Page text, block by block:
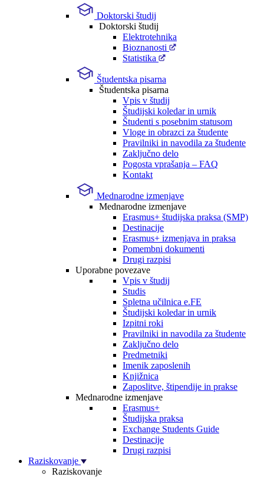
Doktorski študij
Doktorski študij
Elektrotehnika
Bioznanosti
Statistika
Študentska pisarna
Študentska pisarna
Vpis v študij
Študijski koledar in urnik
Študenti s posebnim statusom
Vloge in obrazci za študente
Pravilniki in navodila za študente
Zaključno delo
Pogosta vprašanja – FAQ
Kontakt
Mednarodne izmenjave
Mednarodne izmenjave
Erasmus+ študijska praksa (SMP)
Destinacije
Erasmus+ izmenjava in praksa
Pomembni dokumenti
Drugi razpisi
Uporabne povezave
Vpis v študij
Studis
Spletna učilnica e.FE
Študijski koledar in urnik
Izpitni roki
Pravilniki in navodila za študente
Zaključno delo
Predmetniki
Imenik zaposlenih
Knjižnica
Zaposlitve, štipendije in prakse
Mednarodne izmenjave
Erasmus+
Študijska praksa
Exchange Students Guide
Destinacije
Drugi razpisi
Raziskovanje
Raziskovanje